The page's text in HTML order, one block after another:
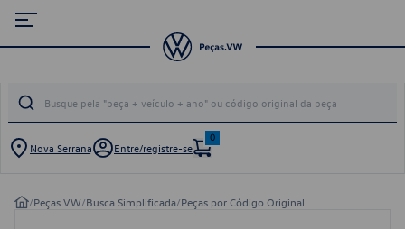
Nova Serrana Entre/registre-se
0
/Peças VW/Busca Simplificada/Peças por Código Original